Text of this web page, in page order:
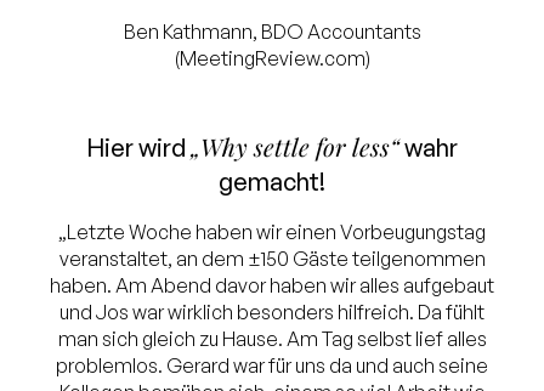
Ben Kathmann, BDO Accountants
(MeetingReview.com)
Hier wird „Why settle for less“wahr
gemacht!
„Letzte Woche haben wir einen Vorbeugungstag
veranstaltet, an dem ±150 Gäste teilgenommen
haben. Am Abend davor haben wir alles aufgebaut
und Jos war wirklich besonders hilfreich. Da fühlt
man sich gleich zu Hause. Am Tag selbst lief alles
problemlos. Gerard war für uns da und auch seine